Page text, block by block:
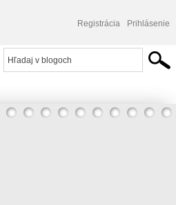
Registrácia Prihlásenie
teórie našich čias?